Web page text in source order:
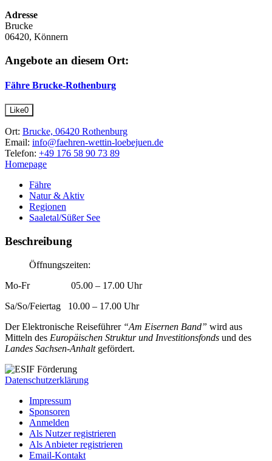
Adresse
Brucke
06420, Könnern
Angebote an diesem Ort:
Fähre Brucke-Rothenburg
Like0
Ort: Brucke, 06420 Rothenburg
Email: info@faehren-wettin-loebejuen.de
Telefon: +49 176 58 90 73 89
Homepage
Fähre
Natur & Aktiv
Regionen
Saaletal/Süßer See
Beschreibung
Öffnungszeiten:
Mo-Fr 05.00 – 17.00 Uhr
Sa/So/Feiertag 10.00 – 17.00 Uhr
Der Elektronische Reiseführer “Am Eisernen Band” wird aus
Mitteln des Europäischen Struktur und Investitionsfonds und des
Landes Sachsen-Anhaltgefördert.
Datenschutzerklärung
Impressum
Sponsoren
Anmelden
Als Nutzer registrieren
Als Anbieter registrieren
Email-Kontakt